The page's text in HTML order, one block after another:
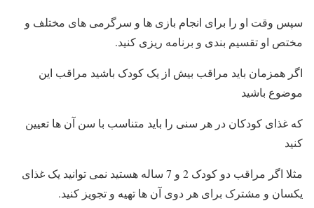
سپس وقت او را برای انجام بازی ها و سرگرمی های مختلف و
مختص او تقسیم بندی و برنامه ریزی کنید.
اگر همزمان باید مراقب بیش از یک کودک باشید مراقب این
موضوع باشید
که غذای کودکان در هر سنی را باید متناسب با سن آن ها تعیین
کنید
مثلا اگر مراقب دو کودک 2 و 7 ساله هستید نمی توانید یک غذای
یکسان و مشترک برای هر دوی آن ها تهیه و تجویز کنید.